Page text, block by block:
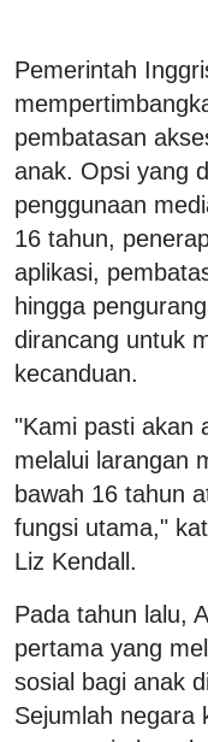
Pemerintah
pembatasan
anak. Opsi yang
penggunaan
16 tahun,
aplikasi,
hingga
dirancang untuk
kecanduan.
"Kami pasti akan
melalui larangan
bawah 16 tahun
fungsi utama,"
Liz Kendall.
Pada tahun lalu,
pertama yang
sosial bagi anak
Sejumlah negara